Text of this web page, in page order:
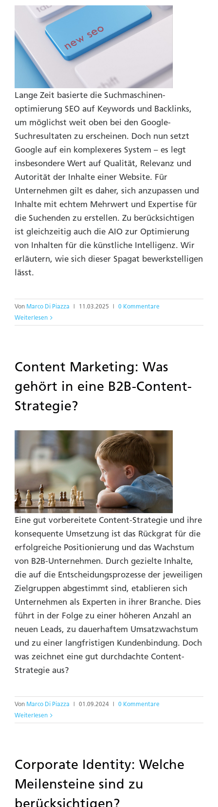
Lange Zeit basierte die Suchmaschinen­
optimierung SEO auf Keywords und Backlinks,
um möglichst weit oben bei den Google-
Suchresultaten zu erscheinen. Doch nun setzt
Google auf ein komplexeres System – es legt
insbesondere Wert auf Qualität, Relevanz und
Autorität der Inhalte einer Website. Für
Unternehmen gilt es daher, sich anzupassen und
Inhalte mit echtem Mehrwert und Expertise für
die Suchenden zu erstellen. Zu berücksichtigen
ist gleichzeitig auch die AIO zur Optimierung
von Inhalten für die künstliche Intelligenz. Wir
erläutern, wie sich dieser Spagat bewerkstelligen
lässt.
Von Marco Di Piazza 11.03.2025
0 Kommentare
Weiterlesen
Content Marketing: Was
gehört in eine B2B-Content-
Strategie?
Eine gut vorbereitete Content-Strategie und ihre
konsequente Umsetzung ist das Rückgrat für die
erfolgreiche Positionierung und das Wachstum
von B2B-Unternehmen. Durch gezielte Inhalte,
die auf die Entscheidungsprozesse der jeweiligen
Zielgruppen abgestimmt sind, etablieren sich
Unternehmen als Experten in ihrer Branche. Dies
führt in der Folge zu einer höheren Anzahl an
neuen Leads, zu dauerhaftem Umsatzwachstum
und zu einer langfristigen Kundenbindung. Doch
was zeichnet eine gut durchdachte Content-
Strategie aus?
Von Marco Di Piazza 01.09.2024
0 Kommentare
Weiterlesen
Corporate Identity: Welche
Meilensteine sind zu
berücksichtigen?